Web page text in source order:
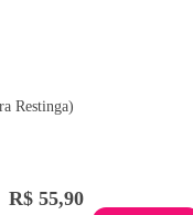
Restinga)
R$ 55,90